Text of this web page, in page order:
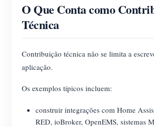
O Que Conta como
Técnica
Contribuição técnica não se limita a
aplicação.
Os exemplos típicos incluem:
construir integrações com Home
RED, ioBroker, OpenEMS, sistemas